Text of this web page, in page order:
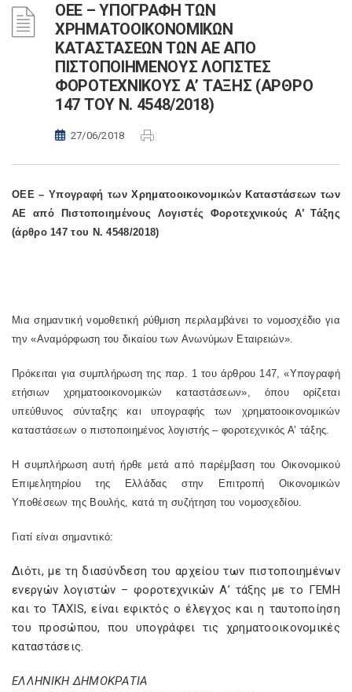
ΟΕΕ – ΥΠΟΓΡΑΦΗ ΤΩΝ
ΧΡΗΜΑΤΟΟΙΚΟΝΟΜΙΚΩΝ
ΚΑΤΑΣΤΑΣΕΩΝ ΤΩΝ ΑΕ ΑΠΟ
ΠΙΣΤΟΠΟΙΗΜΕΝΟΥΣ ΛΟΓΙΣΤΕΣ
ΦΟΡΟΤΕΧΝΙΚΟΥΣ Α’ ΤΑΞΗΣ (ΑΡΘΡΟ
147 ΤΟΥ Ν. 4548/2018)
27/06/2018
ΟΕΕ – Υπογραφή των Χρηματοοικονομικών Καταστάσεων των
ΑΕ από Πιστοποιημένους Λογιστές Φοροτεχνικούς Α’ Τάξης
(άρθρο 147 του Ν. 4548/2018)
Μια σημαντική νομοθετική ρύθμιση περιλαμβάνει το νομοσχέδιο για
την «Αναμόρφωση του δικαίου των Ανωνύμων Εταιρειών».
Πρόκειται για συμπλήρωση της παρ. 1 του άρθρου 147, «Υπογραφή
ετήσιων χρηματοοικονομικών καταστάσεων», όπου ορίζεται
υπεύθυνος σύνταξης και υπογραφής των χρηματοοικονομικών
καταστάσεων ο πιστοποιημένος λογιστής – φοροτεχνικός Α’ τάξης.
Η συμπλήρωση αυτή ήρθε μετά από παρέμβαση του Οικονομικού
Επιμελητηρίου της Ελλάδας στην Επιτροπή Οικονομικών
Υποθέσεων της Βουλής, κατά τη συζήτηση του νομοσχεδίου.
Γιατί είναι σημαντικό:
Διότι, με τη διασύνδεση του αρχείου των πιστοποιημένων
ενεργών λογιστών – φοροτεχνικών Α’ τάξης με το ΓΕΜΗ
και το TAXIS, είναι εφικτός ο έλεγχος και η ταυτοποίηση
του προσώπου, που υπογράφει τις χρηματοοικονομικές
καταστάσεις.
ΕΛΛΗΝΙΚΗ ΔΗΜΟΚΡΑΤΙΑ